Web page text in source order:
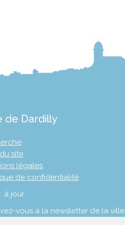
de Dardilly
site
légales
de confidentialité
à jour
vous à la newsletter de la ville